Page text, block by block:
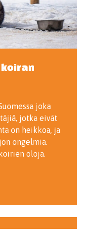
joka
jotka eivät
on heikkoa, ja
ongelmia.
oloja.